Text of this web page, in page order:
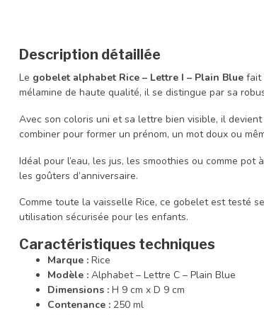
Description détaillée
Le gobelet alphabet Rice – Lettre I – Plain Blue fait
mélamine de haute qualité, il se distingue par sa
Avec son coloris uni et sa lettre bien visible, il
combiner pour former un prénom, un mot doux ou
Idéal pour l’eau, les jus, les smoothies ou comme
les goûters d’anniversaire.
Comme toute la vaisselle Rice, ce gobelet est testé
utilisation sécurisée pour les enfants.
Caractéristiques techniques
Marque : Rice
Modèle : Alphabet – Lettre C – Plain Blue
Dimensions : H 9 cm x D 9 cm
Contenance : 250 ml